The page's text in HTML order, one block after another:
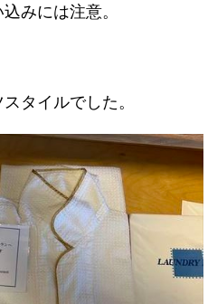
みには注意。
タイルでした。